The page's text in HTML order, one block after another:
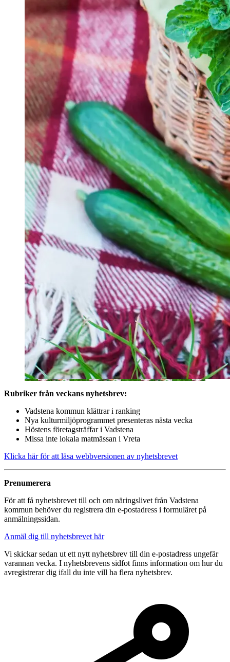
Rubriker från veckans nyhetsbrev:
Vadstena kommun klättrar i ranking
Nya kulturmiljöprogrammet presenteras nästa vecka
Höstens företagsträffar i Vadstena
Missa inte lokala matmässan i Vreta
Klicka här för att läsa webbversionen av nyhetsbrevet
Prenumerera
För att få nyhetsbrevet till och om näringslivet från Vadstena
kommun behöver du registrera din e-postadress i formuläret på
anmälningssidan.
Anmäl dig till nyhetsbrevet här
Vi skickar sedan ut ett nytt nyhetsbrev till din e-postadress ungefär
varannan vecka. I nyhetsbrevens sidfot finns information om hur du
avregistrerar dig ifall du inte vill ha flera nyhetsbrev.